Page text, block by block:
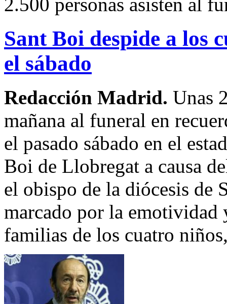
Sant Boi despide a los
el sábado
Redacción Madrid. Unas
mañana al funeral en
el pasado sábado en el
Boi de Llobregat a causa
el obispo de la diócesis de
marcado por la emotividad
familias de los cuatro